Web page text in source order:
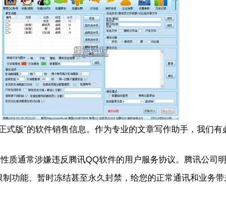
版”的软件销售信息。作为专业的文章写作助手，我们
质通常涉嫌违反腾讯QQ软件的用户服务协议。腾讯公司
功能、暂时冻结甚至永久封禁，给您的正常通讯和业务带